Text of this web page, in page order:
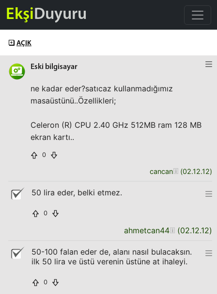
EkşiDuyuru
AÇIK
Eski bilgisayar
ne kadar eder?satıcaz kullanmadığımız
masaüstünü..Özellikleri;
Celeron (R) CPU 2.40 GHz 512MB ram 128 MB
ekran kartı..
0
cancan (02.12.12)
50 lira eder, belki etmez.
0
ahmetcan44 (02.12.12)
50-100 falan eder de, alanı nasıl bulacaksın.
ilk 50 lira ve üstü verenin üstüne at ihaleyi.
0